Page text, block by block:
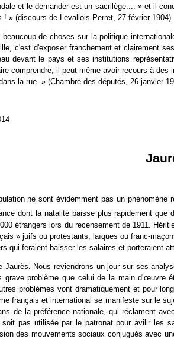
et le demander est un sacrilège.... » et il
! » (discours de Levallois-Perret, 27 février 1904).
beaucoup de choses sur la politique
c'est d'exposer franchement et clairement
devant le pays et ses institutions
comprendre, il peut même avoir recours à
la rue. » (Chambre des députés, 26 janvier
ne sont évidemment pas un phénomène
dont la natalité baisse plus rapidement que
étrangers lors du recensement de 1911.
» juifs ou protestants, laïques ou franc-
qui feraient baisser les salaires et porteraient
Jaurès. Nous reviendrons un jour sur ses
problème que celui de la main d'œuvre
problèmes vont dramatiquement et pour
français et international se manifeste sur le
de la préférence nationale, qui réclament
soit pas utilisée par le patronat pour avilir les
des mouvements sociaux conjugués avec